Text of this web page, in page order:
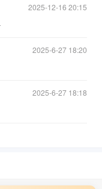
2025-12-16 20:15
2025-6-27 18:20
2025-6-27 18:18